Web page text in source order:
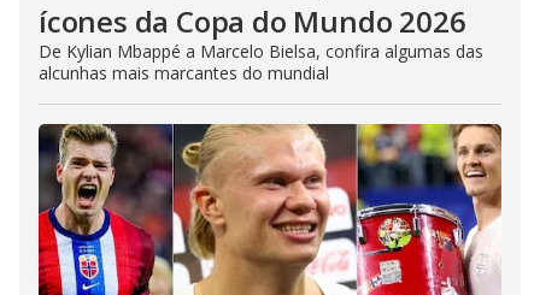
ícones da Copa do Mundo 2026
De Kylian Mbappé a Marcelo Bielsa, confira algumas das
alcunhas mais marcantes do mundial